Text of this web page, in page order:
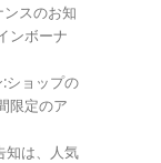
ンスのお知
ンボーナ
:ショップの
限定のア
知は、人気